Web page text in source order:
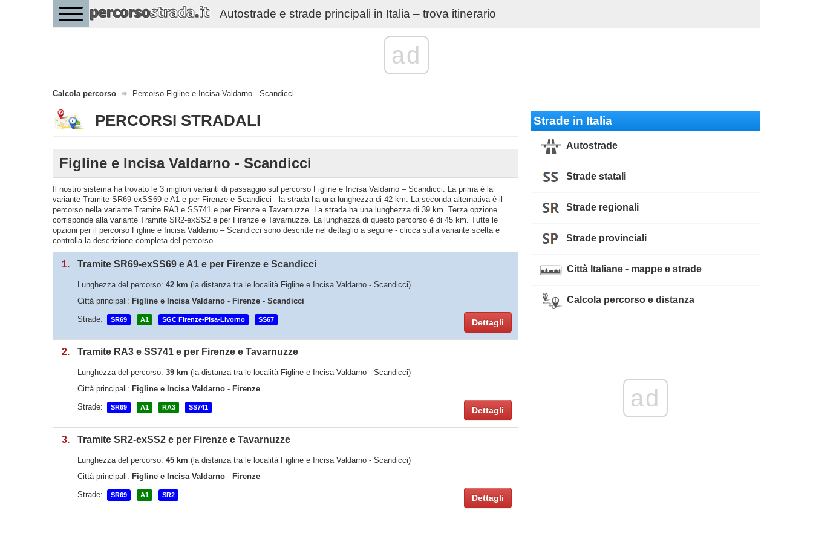
Autostrade e strade principali in Italia – trova itinerario
ad
Calcola percorso Percorso Figline e Incisa Valdarno - Scandicci
PERCORSI STRADALI
Figline e Incisa Valdarno - Scandicci
Il nostro sistema ha trovato le 3 migliori varianti di passaggio sul percorso Figline e Incisa Valdarno – Scandicci. La prima è la
variante Tramite SR69-exSS69 e A1 e per Firenze e Scandicci - la strada ha una lunghezza di 42 km. La seconda alternativa è il
percorso nella variante Tramite RA3 e SS741 e per Firenze e Tavarnuzze. La strada ha una lunghezza di 39 km. Terza opzione
corrisponde alla variante Tramite SR2-exSS2 e per Firenze e Tavarnuzze. La lunghezza di questo percorso è di 45 km. Tutte le
opzioni per il percorso Figline e Incisa Valdarno – Scandicci sono descritte nel dettaglio a seguire - clicca sulla variante scelta e
controlla la descrizione completa del percorso.
1. Tramite SR69-exSS69 e A1 e per Firenze e Scandicci
Lunghezza del percorso: 42 km (la distanza tra le località Figline e Incisa Valdarno - Scandicci)
Città principali: Figline e Incisa Valdarno - Firenze - Scandicci
Strade:
SR69 A1 SGC Firenze-Pisa-Livorno SS67 Dettagli
2. Tramite RA3 e SS741 e per Firenze e Tavarnuzze
Lunghezza del percorso: 39 km (la distanza tra le località Figline e Incisa Valdarno - Scandicci)
Città principali: Figline e Incisa Valdarno - Firenze
Strade:
SR69 A1 RA3 SS741 Dettagli
3. Tramite SR2-exSS2 e per Firenze e Tavarnuzze
Lunghezza del percorso: 45 km (la distanza tra le località Figline e Incisa Valdarno - Scandicci)
Città principali: Figline e Incisa Valdarno - Firenze
Strade:
SR69 A1 SR2 Dettagli
Strade in Italia
Autostrade
Strade statali
Strade regionali
Strade provinciali
Città Italiane - mappe e strade
Calcola percorso e distanza
ad